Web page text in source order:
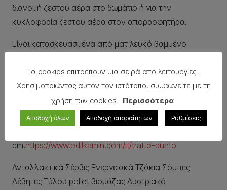
διανομή ζεστού αέρα στο δωμάτιο ή για την
κυκλοφορία ζεστού αέρα στον απορροφητήρα.
Είναι κατασκευασμένα από ματ λευκό βαμμένο
Τα μοντέλα TRATTO PUNTO μπορούν να συνδυαστούν
με αεραγωγούς εξόδου θερμού αέρα για εγκατάσταση
με εξαερισμό.
cm.https://www.edilkamin.com/it/tratto-punto
Ανταλλακτικά Σέρβις Ενεργειακά Τζάκια Σόμπες
Λέβητες Ξύλου pellet βιομάζας Αυστριακό
Τα cookies επιτρέπουν μια σειρά από λειτουργίες...
Χρησιμοποιώντας αυτόν τον ιστότοπο, συμφωνείτε με τη
χρήση των cookies. Περισσότερα
Αποδοχή όλων Αποδοχή απαραίτητων Ρυθμίσεις